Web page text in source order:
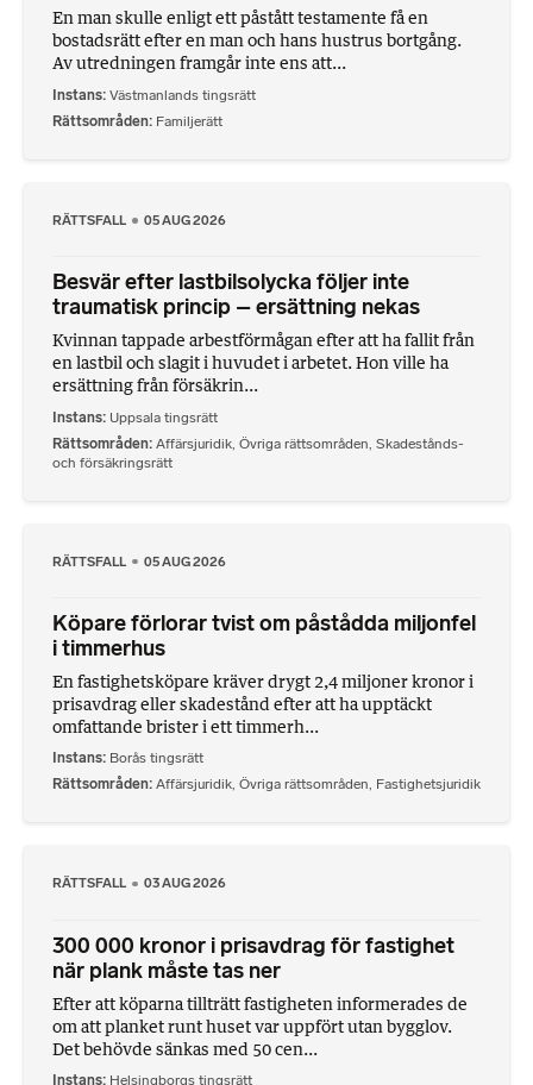
En man skulle enligt ett påstått testamente få en
bostadsrätt efter en man och hans hustrus bortgång.
Av utredningen framgår inte ens att...
Instans Västmanlands tingsrätt
Rättsområden Familjerätt
RÄTTSFALL 05 AUG 2026
Besvär efter lastbilsolycka följer inte
traumatisk princip – ersättning nekas
Kvinnan tappade arbestförmågan efter att ha fallit från
en lastbil och slagit i huvudet i arbetet. Hon ville ha
ersättning från försäkrin...
Instans Uppsala tingsrätt
Rättsområden Affärsjuridik Övriga rättsområden Skadestånds-
och försäkringsrätt
RÄTTSFALL 05 AUG 2026
Köpare förlorar tvist om påstådda miljonfel
i timmerhus
En fastighetsköpare kräver drygt 2,4 miljoner kronor i
prisavdrag eller skadestånd efter att ha upptäckt
omfattande brister i ett timmerh...
Instans Borås tingsrätt
Rättsområden Affärsjuridik, Övriga rättsområden, Fastighetsjuridik
RÄTTSFALL 03 AUG 2026
300 000 kronor i prisavdrag för fastighet
när plank måste tas ner
Efter att köparna tillträtt fastigheten informerades de
om att planket runt huset var uppfört utan bygglov.
Det behövde sänkas med 50 cen...
Instans Helsingborgs tingsrätt